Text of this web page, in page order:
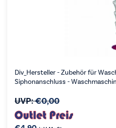
Div_Hersteller - Zubehör für
Siphonanschluss -
UVP:€0,00